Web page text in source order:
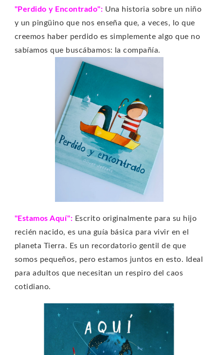
"Perdido y Encontrado": Una historia sobre un niño
y un pingüino que nos enseña que, a veces, lo que
creemos haber perdido es simplemente algo que no
sabíamos que buscábamos: la compañía.
"Estamos Aquí": Escrito originalmente para su hijo
recién nacido, es una guía básica para vivir en el
planeta Tierra. Es un recordatorio gentil de que
somos pequeños, pero estamos juntos en esto. Ideal
para adultos que necesitan un respiro del caos
cotidiano.